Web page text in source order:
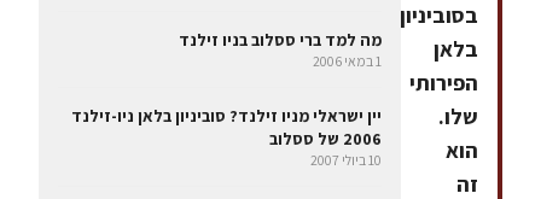
בסוביניון
בלאן
הפירותי
שלו.
הוא
זה
מה למד ברי ססלוב בניו זילנד
1 במאי 2006
יין ישראלי מניו זילנד? סוביניון בלאן ניו-זילנד
2006 של ססלוב
10 ביולי 2007